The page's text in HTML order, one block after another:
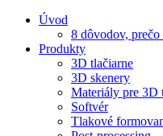
Úvod
8 dôvodov,
Produkty
3D tlačiarne
3D skenery
Materiály pre 3D
Softvér
Tlakové